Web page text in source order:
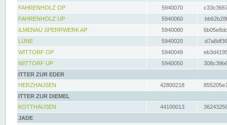
FAHRENHOLZ OP
5940070
FAHRENHOLZ UP
5940060
ILMENAU SPERRWERK AP
5940080
LÜNE
5940020
WITTORF OP
5940049
WITTORF UP
5940050
ITTER ZUR EDER
HERZHAUSEN
42800218
ITTER ZUR DIEMEL
KOTTHAUSEN
44100013
JADE